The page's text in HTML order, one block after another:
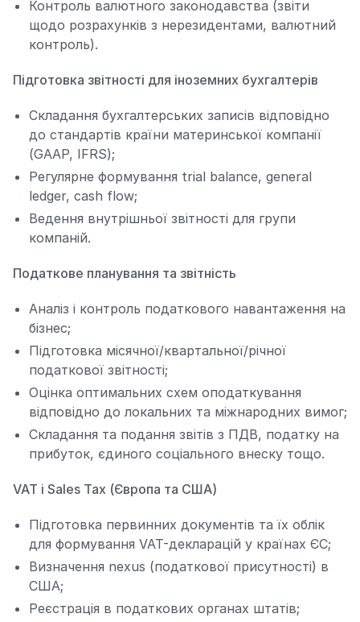
Контроль валютного законодавства (звіти
щодо розрахунків з нерезидентами, валютний
контроль).
Підготовка звітності для іноземних бухгалтерів
Складання бухгалтерських записів відповідно
до стандартів країни материнської компанії
(GAAP, IFRS);
Регулярне формування trial balance, general
ledger, cash flow;
Ведення внутрішньої звітності для групи
компаній.
Податкове планування та звітність
Аналіз і контроль податкового навантаження на
бізнес;
Підготовка місячної/квартальної/річної
податкової звітності;
Оцінка оптимальних схем оподаткування
відповідно до локальних та міжнародних вимог;
Складання та подання звітів з ПДВ, податку на
прибуток, єдиного соціального внеску тощо.
VAT і Sales Tax (Європа та США)
Підготовка первинних документів та їх облік
для формування VAT-декларацій у країнах ЄС;
Визначення nexus (податкової присутності) в
США;
Реєстрація в податкових органах штатів;